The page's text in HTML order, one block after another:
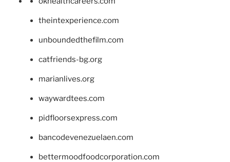
theintexperience.com
unboundedthefilm.com
catfriends-bg.org
marianlives.org
waywardtees.com
pidfloorsexpress.com
bancodevenezuelaen.com
bettermoodfoodcorporation.com